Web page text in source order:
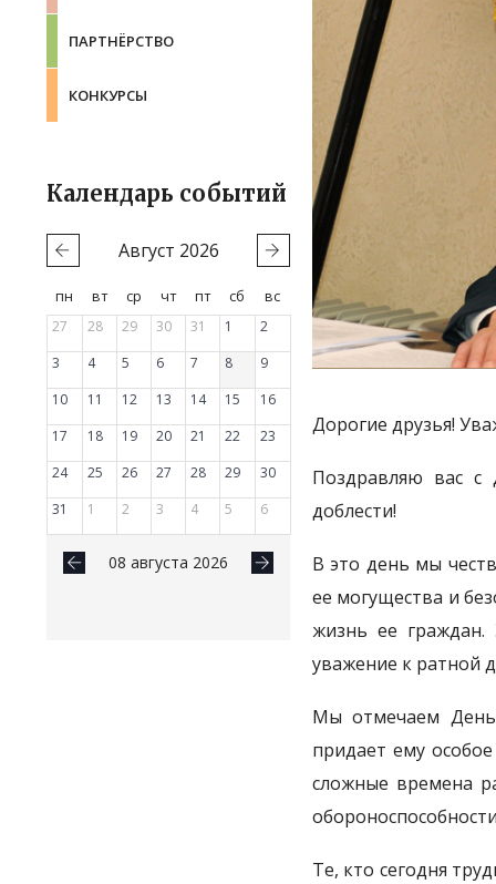
ПАРТНЁРСТВО
КОНКУРСЫ
Календарь событий
Август 2026
пн вт ср чт пт сб
вс
27
28 29 30 31 1
2
3
4 5 6 7 8
9
10
11 12 13 14 15
16
17
18 19 20 21 22
23
24
25 26 27 28 29
30
31
1 2 3 4 5 6
08 августа 2026
Дорогие друзья!
Поздравляю вас с
доблести!
В это день мы
ее могущества и
жизнь ее граждан.
уважение к ратной
Мы отмечаем День
придает ему
сложные времена
Те, кто сегодня